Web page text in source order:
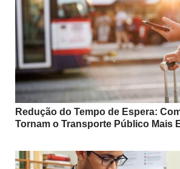
Redução do Tempo de Espera:
Tornam o Transporte Público Mais